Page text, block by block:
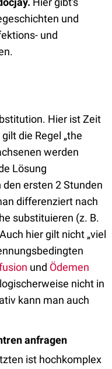
und
und
Hier ist Zeit
die Regel „the
werden
Lösung
ersten 2 Stunden
differenziert nach
substituieren (z. B.
hier gilt nicht „viel
und Ödemen
nicht in
kann man auch
anfragen
ist hochkomplex